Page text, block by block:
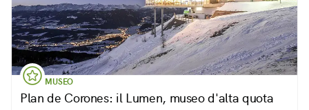
MUSEO
Plan de Corones: il Lumen, museo d'alta quota